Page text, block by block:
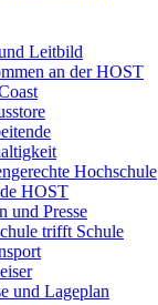
Leitbild
an der HOST
Hochschule
HOST
und Presse
trifft Schule
und Lageplan